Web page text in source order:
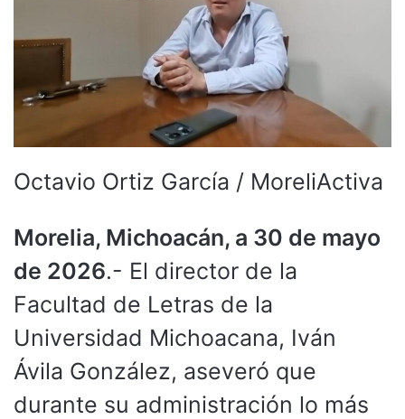
Octavio Ortiz García / MoreliActiva
Morelia, Michoacán, a 30 de mayo
de 2026.- El director de la
Facultad de Letras de la
Universidad Michoacana, Iván
Ávila González, aseveró que
durante su administración lo más